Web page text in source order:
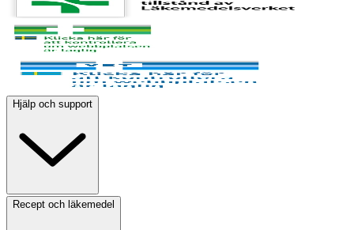
Hjälp och support
Recept och läkemedel